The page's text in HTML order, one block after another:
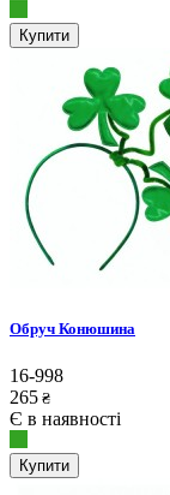
Купити
Обруч Конюшина
16-998
265 ₴
Є в наявності
Купити